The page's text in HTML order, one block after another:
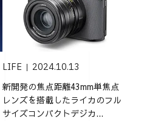
LIFE 2024.10.13
新開発の焦点距離43mm単焦点
レンズを搭載したライカのフル
サイズコンパクトデジカ...